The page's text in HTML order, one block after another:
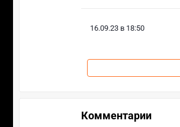
16.09.23 в 18:50
Комментарии